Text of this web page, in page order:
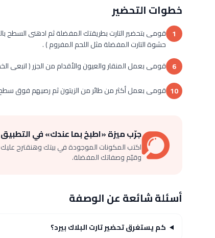
خطوات التحضير
1 قومى بتحضير التارت بطريقتك المفضلة ثم ادهنى السطح
حشوة التارت المفضلة مثل اللحم المفروم ) .
6 قومى بعمل المنقار والعيون والأقدام من الجزر ( اتبعى
10 قومى بعمل أكثر من طائر من الزيتون ثم رصيهم فوق سطح
جرّب ميزة «اطبخ بما عندك» في التطبيق
اكتب المكونات الموجودة في بيتك وهنقترح
وقيّم وصفاتك المفضلة.
أسئلة شائعة عن الوصفة
كم يستغرق تحضير تارت البلاك بيرد؟